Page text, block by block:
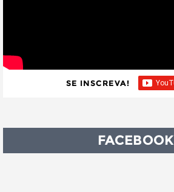
SE INSCREVA!
FACEBOOK